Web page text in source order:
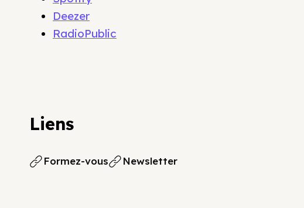
Deezer
RadioPublic
Liens
Formez-vous Newsletter